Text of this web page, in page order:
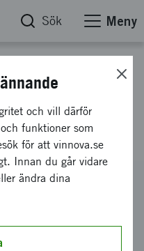
Sök Meny
av IoT-
Förstudie
och vill därför
funktioner som
för att vinnova.se
Innan du går vidare
ändra dina